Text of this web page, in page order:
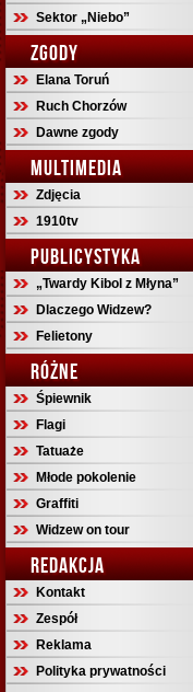
Sektor „Niebo”
ZGODY
Elana Toruń
Ruch Chorzów
Dawne zgody
MULTIMEDIA
Zdjęcia
1910tv
PUBLICYSTYKA
„Twardy Kibol z Młyna”
Dlaczego Widzew?
Felietony
RÓŻNE
Śpiewnik
Flagi
Tatuaże
Młode pokolenie
Graffiti
Widzew on tour
REDAKCJA
Kontakt
Zespół
Reklama
Polityka prywatności